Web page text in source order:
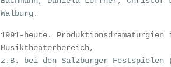
Walburg.
1991-heute. Produktionsdramaturgien
Musiktheaterbereich,
z.B. bei den Salzburger Festspielen